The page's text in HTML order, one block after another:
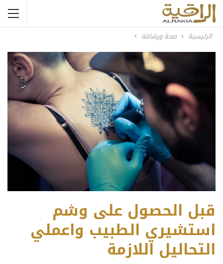
الرئيسية صحة ورشاقة
قبل الحصول على وشم
استشيري الطبيب واعملي
التحاليل اللازمة